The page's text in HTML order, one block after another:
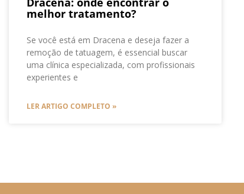
melhor tratamento?
Se você está em Dracena e deseja fazer a
remoção de tatuagem, é essencial buscar
uma clínica especializada, com profissionais
experientes e
LER ARTIGO COMPLETO »